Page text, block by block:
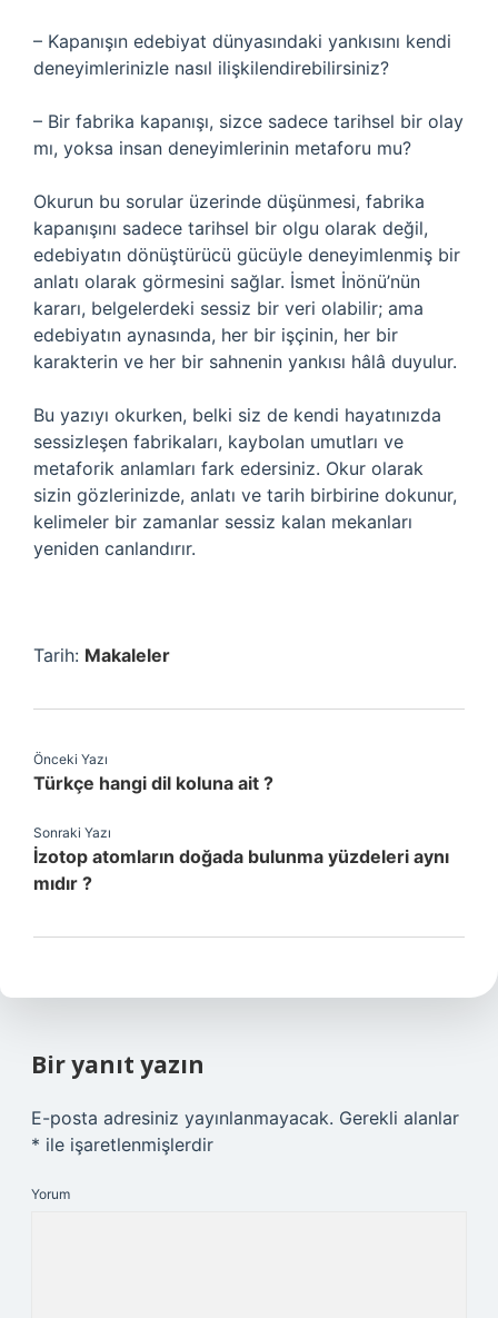
– Kapanışın edebiyat dünyasındaki yankısını kendi
deneyimlerinizle nasıl ilişkilendirebilirsiniz?
– Bir fabrika kapanışı, sizce sadece tarihsel bir olay
mı, yoksa insan deneyimlerinin metaforu mu?
Okurun bu sorular üzerinde düşünmesi, fabrika
kapanışını sadece tarihsel bir olgu olarak değil,
edebiyatın dönüştürücü gücüyle deneyimlenmiş bir
anlatı olarak görmesini sağlar. İsmet İnönü’nün
kararı, belgelerdeki sessiz bir veri olabilir; ama
edebiyatın aynasında, her bir işçinin, her bir
karakterin ve her bir sahnenin yankısı hâlâ duyulur.
Bu yazıyı okurken, belki siz de kendi hayatınızda
sessizleşen fabrikaları, kaybolan umutları ve
metaforik anlamları fark edersiniz. Okur olarak
sizin gözlerinizde, anlatı ve tarih birbirine dokunur,
kelimeler bir zamanlar sessiz kalan mekanları
yeniden canlandırır.
Tarih: Makaleler
Önceki Yazı
Türkçe hangi dil koluna ait ?
Sonraki Yazı
İzotop atomların doğada bulunma yüzdeleri aynı
mıdır ?
Bir yanıt yazın
E-posta adresiniz yayınlanmayacak. Gerekli alanlar
* ile işaretlenmişlerdir
Yorum